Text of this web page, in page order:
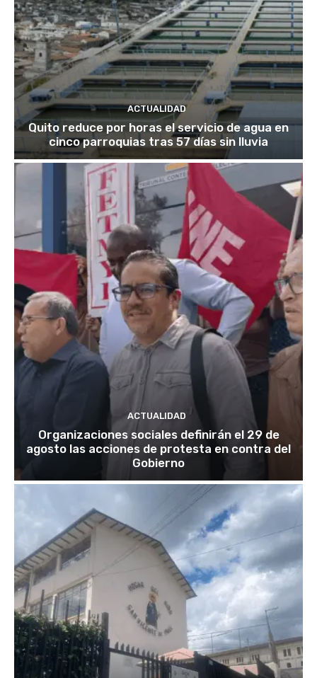
ACTUALIDAD
Quito reduce por horas el servicio de agua en
cinco parroquias tras 57 días sin lluvia
ACTUALIDAD
Organizaciones sociales definirán el 29 de
agosto las acciones de protesta en contra del
Gobierno